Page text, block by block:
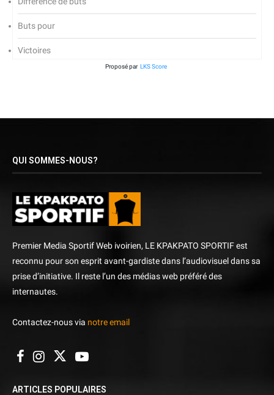
Buts pour
Victoires
Proposé par LKS Score
QUI SOMMES-NOUS?
Premier Media Sportif Web ivoirien, LE KPAKPATO SPORTIF est
reconnu pour son esprit avant-gardiste dans l’audiovisuel dans sa
prise d’initiative. Il reste l’un des médias web préféré des
internautes.
Contactez-nous via notre email
ARTICLES POPULAIRES